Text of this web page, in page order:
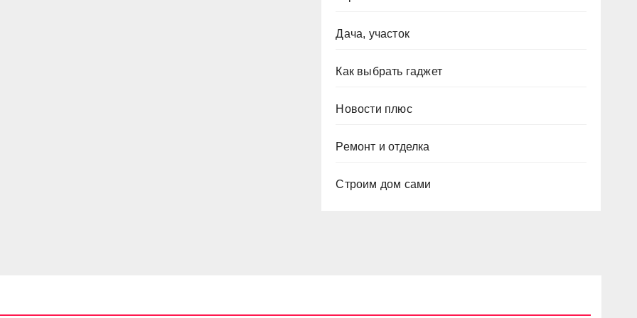
Дача, участок
Как выбрать гаджет
Новости плюс
Ремонт и отделка
Строим дом сами